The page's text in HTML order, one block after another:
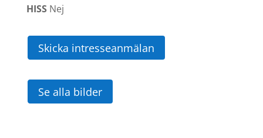
HISS Nej
Skicka intresseanmälan
Se alla bilder